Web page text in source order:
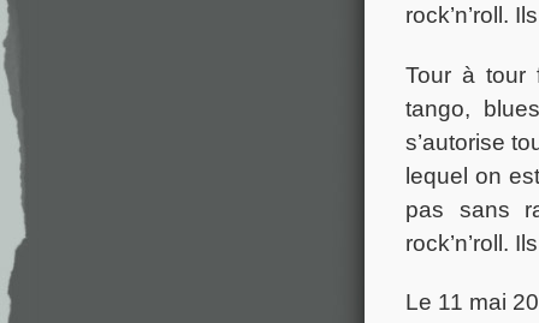
rock’n’roll.
Tour à tour
tango,
s’autorise
lequel on
pas sans
rock’n’roll.
Le 11 mai